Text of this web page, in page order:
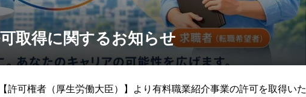
取得に関するお知らせ
許可権者（厚生労働大臣）】より有料職業紹介事業の許可を取得いた